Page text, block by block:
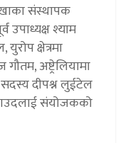
संस्थापक
उपाध्यक्ष श्याम
क्षेत्रमा
अष्ट्रेलियामा
सदस्य दीपश्न लुईटेल
संयोजकको